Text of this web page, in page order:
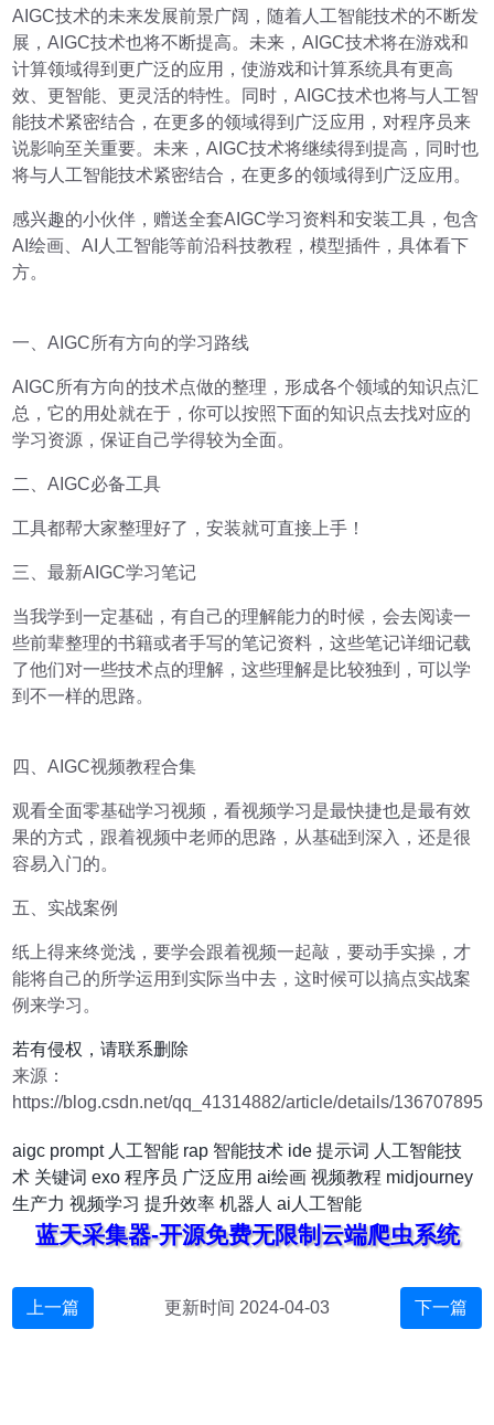
AIGC技术的未来发展前景广阔，随着人工智能技术的不断发
展，AIGC技术也将不断提高。未来，AIGC技术将在游戏和
计算领域得到更广泛的应用，使游戏和计算系统具有更高
效、更智能、更灵活的特性。同时，AIGC技术也将与人工智
能技术紧密结合，在更多的领域得到广泛应用，对程序员来
说影响至关重要。未来，AIGC技术将继续得到提高，同时也
将与人工智能技术紧密结合，在更多的领域得到广泛应用。
感兴趣的小伙伴，赠送全套AIGC学习资料和安装工具，包含
AI绘画、AI人工智能等前沿科技教程，模型插件，具体看下
方。
一、AIGC所有方向的学习路线
AIGC所有方向的技术点做的整理，形成各个领域的知识点汇
总，它的用处就在于，你可以按照下面的知识点去找对应的
学习资源，保证自己学得较为全面。
二、AIGC必备工具
工具都帮大家整理好了，安装就可直接上手！
三、最新AIGC学习笔记
当我学到一定基础，有自己的理解能力的时候，会去阅读一
些前辈整理的书籍或者手写的笔记资料，这些笔记详细记载
了他们对一些技术点的理解，这些理解是比较独到，可以学
到不一样的思路。
四、AIGC视频教程合集
观看全面零基础学习视频，看视频学习是最快捷也是最有效
果的方式，跟着视频中老师的思路，从基础到深入，还是很
容易入门的。
五、实战案例
纸上得来终觉浅，要学会跟着视频一起敲，要动手实操，才
能将自己的所学运用到实际当中去，这时候可以搞点实战案
例来学习。
若有侵权，请联系删除
来源：
https://blog.csdn.net/qq_41314882/article/details/136707895
aigc prompt 人工智能 rap 智能技术 ide 提示词 人工智能技
术 关键词 exo 程序员 广泛应用 ai绘画 视频教程 midjourney
生产力 视频学习 提升效率 机器人 ai人工智能
蓝天采集器-开源免费无限制云端爬虫系统
上一篇 更新时间 2024-04-03 下一篇